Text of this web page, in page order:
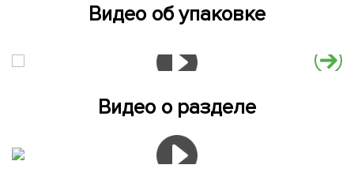
Видео об упаковке
Видео о разделе